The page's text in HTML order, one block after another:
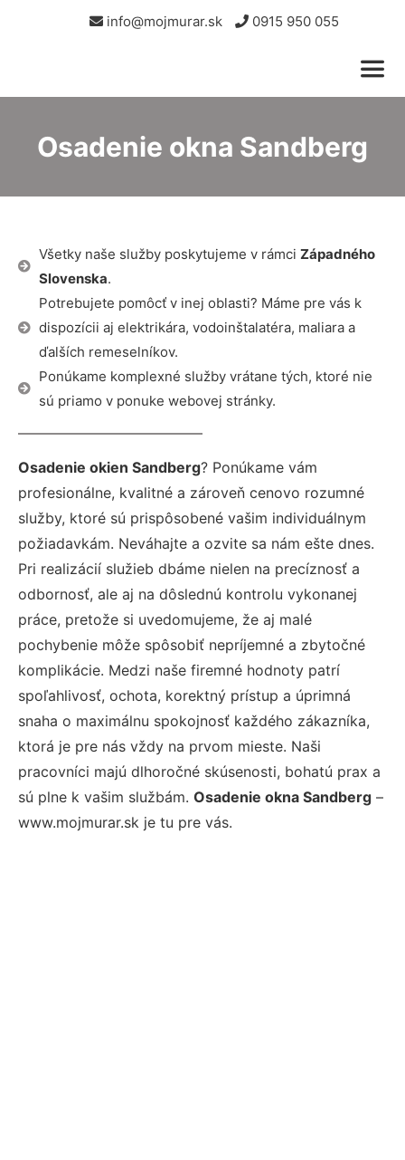
info@mojmurar.sk 0915 950 055
Osadenie okna Sandberg
Všetky naše služby poskytujeme v rámci Západného
Slovenska.
Potrebujete pomôcť v inej oblasti? Máme pre vás k
dispozícii aj elektrikára, vodoinštalatéra, maliara a
ďalších remeselníkov.
Ponúkame komplexné služby vrátane tých, ktoré nie
sú priamo v ponuke webovej stránky.
Osadenie okien Sandberg? Ponúkame vám
profesionálne, kvalitné a zároveň cenovo rozumné
služby, ktoré sú prispôsobené vašim individuálnym
požiadavkám. Neváhajte a ozvite sa nám ešte dnes.
Pri realizácií služieb dbáme nielen na precíznosť a
odbornosť, ale aj na dôslednú kontrolu vykonanej
práce, pretože si uvedomujeme, že aj malé
pochybenie môže spôsobiť nepríjemné a zbytočné
komplikácie. Medzi naše firemné hodnoty patrí
spoľahlivosť, ochota, korektný prístup a úprimná
snaha o maximálnu spokojnosť každého zákazníka,
ktorá je pre nás vždy na prvom mieste. Naši
pracovníci majú dlhoročné skúsenosti, bohatú prax a
sú plne k vašim službám. Osadenie okna Sandberg –
www.mojmurar.sk je tu pre vás.